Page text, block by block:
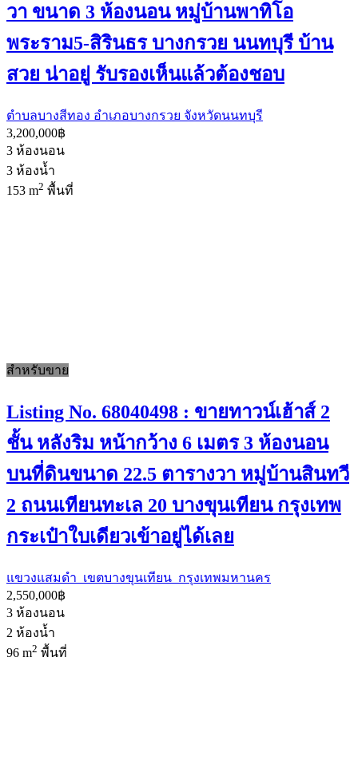
วา ขนาด 3 ห้องนอน หมู่บ้านพาทิโอ
พระราม5-สิรินธร บางกรวย นนทบุรี บ้าน
สวย น่าอยู่ รับรองเห็นแล้วต้องชอบ
ตำบลบางสีทอง อำเภอบางกรวย จังหวัดนนทบุรี
3,200,000฿
3 ห้องนอน
3 ห้องน้ำ
153 m2 พื้นที่
สำหรับขาย
Listing No. 68040498 : ขายทาวน์เฮ้าส์ 2
ชั้น หลังริม หน้ากว้าง 6 เมตร 3 ห้องนอน
บนที่ดินขนาด 22.5 ตารางวา หมู่บ้านสินทวี
2 ถนนเทียนทะเล 20 บางขุนเทียน กรุงเทพ
กระเป๋าใบเดียวเข้าอยู่ได้เลย
แขวงแสมดำ เขตบางขุนเทียน กรุงเทพมหานคร
2,550,000฿
3 ห้องนอน
2 ห้องน้ำ
96 m2 พื้นที่